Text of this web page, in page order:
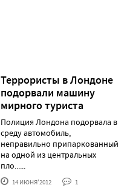
Террористы в Лондоне
подорвали машину
мирного туриста
Полиция Лондона подорвала в
среду автомобиль,
неправильно припаркованный
на одной из центральных
пло......
14 ИЮНЯ'2012 1